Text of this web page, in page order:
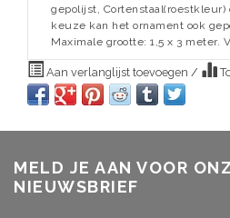
gepolijst,
keuze kan het ornament ook
Maximale grootte: 1,5 x 3 meter.
Aan verlanglijst toevoegen /
MELD JE AAN VOOR
NIEUWSBRIEF